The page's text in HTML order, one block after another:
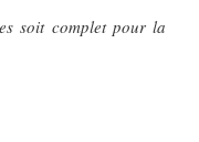
soit complet pour la